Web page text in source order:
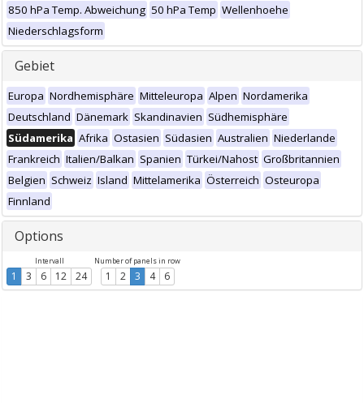
850 hPa Temp. Abweichung 50 hPa Temp Wellenhoehe
Niederschlagsform
Gebiet
Europa Nordhemisphäre Mitteleuropa Alpen Nordamerika
Deutschland Dänemark Skandinavien Südhemisphäre
Südamerika Afrika Ostasien Südasien Australien Niederlande
Frankreich Italien/Balkan Spanien Türkei/Nahost Großbritannien
Belgien Schweiz Island Mittelamerika Österreich Osteuropa
Finnland
Options
Intervall
1 3 6 12 24
Number of panels in row
1 2 3 4 6